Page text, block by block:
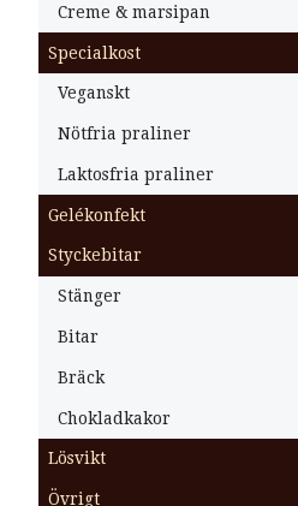
Creme & marsipan
Specialkost
Veganskt
Nötfria praliner
Laktosfria praliner
Gelékonfekt
Styckebitar
Stänger
Bitar
Bräck
Chokladkakor
Lösvikt
Övrigt